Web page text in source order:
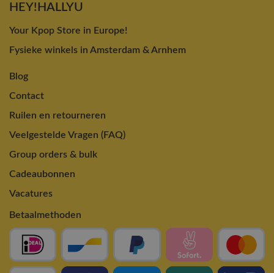
HEY!HALLYU
Your Kpop Store in Europe!
Fysieke winkels in Amsterdam & Arnhem
Blog
Contact
Ruilen en retourneren
Veelgestelde Vragen (FAQ)
Group orders & bulk
Cadeaubonnen
Vacatures
Betaalmethoden